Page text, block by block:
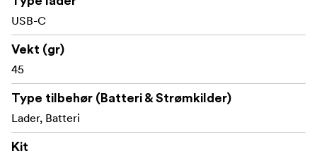
USB-C
Vekt (gr)
45
Type tilbehør (Batteri & Strømkilder)
Lader, Batteri
Kit